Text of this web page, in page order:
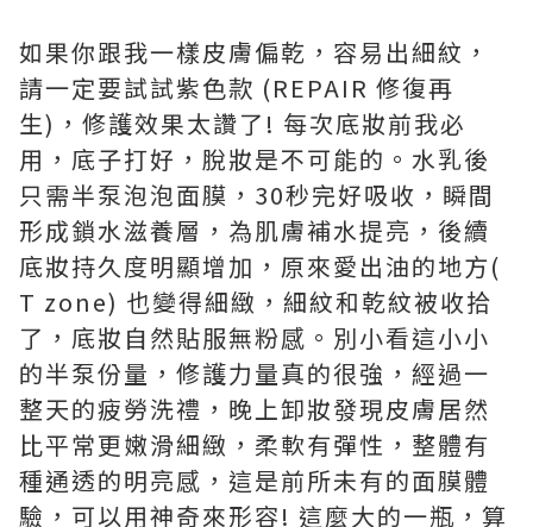
如果你跟我一樣皮膚偏乾，容易出細紋，
請一定要試試紫色款 (REPAIR 修復再
生)，修護效果太讚了! 每次底妝前我必
用，底子打好，脫妝是不可能的。水乳後
只需半泵泡泡面膜，30秒完好吸收，瞬間
形成鎖水滋養層，為肌膚補水提亮，後續
底妝持久度明顯增加，原來愛出油的地方(
T zone) 也變得細緻，細紋和乾紋被收拾
了，底妝自然貼服無粉感。別小看這小小
的半泵份量，修護力量真的很強，經過一
整天的疲勞洗禮，晚上卸妝發現皮膚居然
比平常更嫩滑細緻，柔軟有彈性，整體有
種通透的明亮感，這是前所未有的面膜體
驗，可以用神奇來形容! 這麼大的一瓶，算